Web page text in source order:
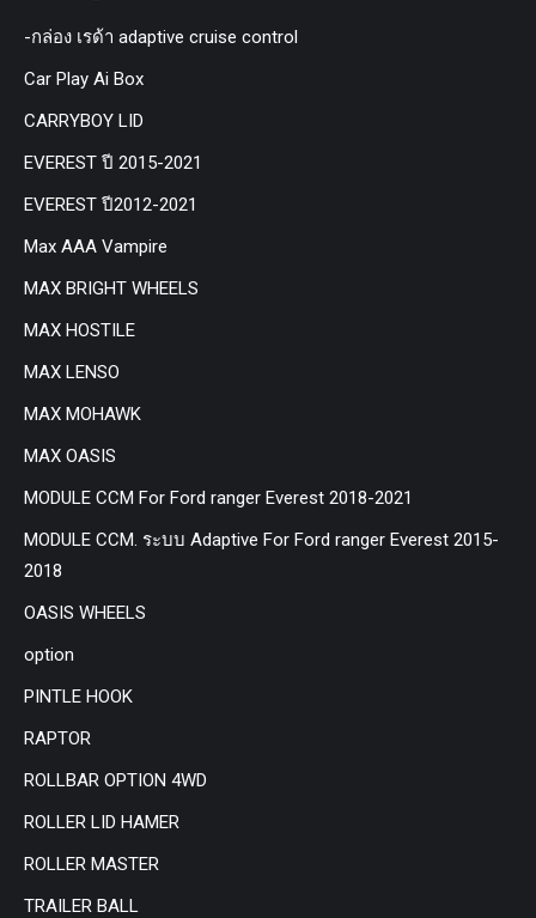
-กล่อง เรด้า adaptive cruise control
Car Play Ai Box
CARRYBOY LID
EVEREST ปี 2015-2021
EVEREST ปี2012-2021
Max AAA Vampire
MAX BRIGHT WHEELS
MAX HOSTILE
MAX LENSO
MAX MOHAWK
MAX OASIS
MODULE CCM For Ford ranger Everest 2018-2021
MODULE CCM. ระบบ Adaptive For Ford ranger Everest 2015-
2018
OASIS WHEELS
option
PINTLE HOOK
RAPTOR
ROLLBAR OPTION 4WD
ROLLER LID HAMER
ROLLER MASTER
TRAILER BALL